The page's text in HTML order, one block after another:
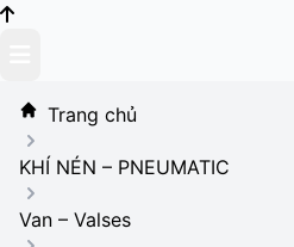
content
Trang chủ
KHÍ NÉN – PNEUMATIC
Van – Valses